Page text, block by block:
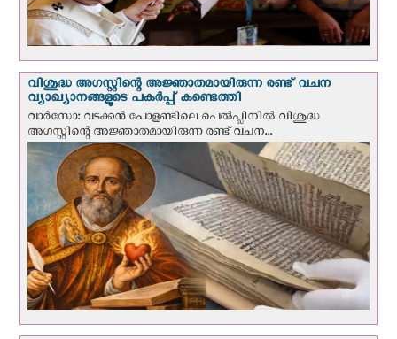
വിശുദ്ധ അഗസ്റ്റിന്റെ അജ്ഞാതമായിരുന്ന രണ്ട് വചന
വ്യാഖ്യാനങ്ങളുടെ പകര്‍പ്പ് കണ്ടെത്തി
വാര്‍സോ: വടക്കൻ പോളണ്ടിലെ പെൽപ്ലിനില്‍ വിശുദ്ധ
അഗസ്റ്റിന്റെ അജ്ഞാതമായിരുന്ന രണ്ട് വചന...